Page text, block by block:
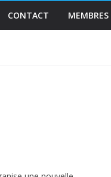
CONTACT MEMBRES